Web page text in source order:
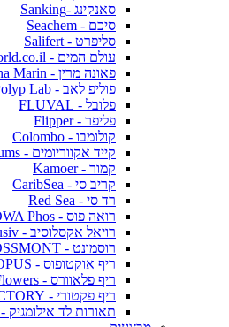
סאנקינג -Sanking
סיכם - Seachem
סליפרט - Salifert
עולם המים - AquaWorld.co.il
פאונה מרין - Fauna Marin
פוליפ לאב - Polyp Lab
פלובל - FLUVAL
פליפר - Flipper
קולומבו - Colombo
קייד אקווריומים - CADE Aquariums
קמור - Kamoer
קריב סי - CaribSea
רד סי - Red Sea
רואה פוס - ROWA Phos
רויאל אקסלוסיב - Royal Exclusiv
רוסמונט - ROSSMONT
ריף אוקטופוס - REEF OCTOPUS
ריף פלאוורס - Reef Flowers
ריף פקטורי - REEF FACTORY
תאורות לד אילומגיק - Illumagic